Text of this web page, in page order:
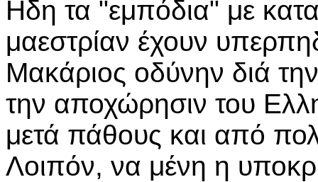
Ηδη τα "εμπόδια" με
μαεστρίαν έχουν
Μακάριος οδύνην διά
την αποχώρησιν του
μετά πάθους και από
Λοιπόν, να μένη η